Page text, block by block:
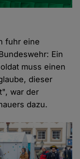
fuhr eine
Ein
muss einen
dieser
war der
dazu.